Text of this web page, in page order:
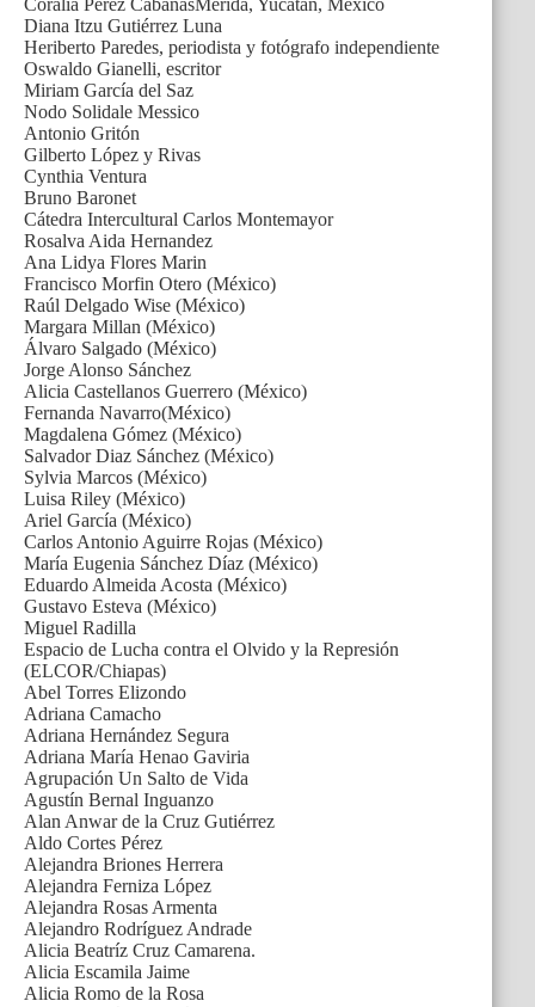
Coralia Pérez CabañasMérida, Yucatán, México
Diana Itzu Gutiérrez Luna
Heriberto Paredes, periodista y fotógrafo independiente
Oswaldo Gianelli, escritor
Miriam García del Saz
Nodo Solidale Messico
Antonio Gritón
Gilberto López y Rivas
Cynthia Ventura
Bruno Baronet
Cátedra Intercultural Carlos Montemayor
Rosalva Aida Hernandez
Ana Lidya Flores Marin
Francisco Morfin Otero (México)
Raúl Delgado Wise (México)
Margara Millan (México)
Álvaro Salgado (México)
Jorge Alonso Sánchez
Alicia Castellanos Guerrero (México)
Fernanda Navarro(México)
Magdalena Gómez (México)
Salvador Diaz Sánchez (México)
Sylvia Marcos (México)
Luisa Riley (México)
Ariel García (México)
Carlos Antonio Aguirre Rojas (México)
María Eugenia Sánchez Díaz (México)
Eduardo Almeida Acosta (México)
Gustavo Esteva (México)
Miguel Radilla
Espacio de Lucha contra el Olvido y la Represión
(ELCOR/Chiapas)
Abel Torres Elizondo
Adriana Camacho
Adriana Hernández Segura
Adriana María Henao Gaviria
Agrupación Un Salto de Vida
Agustín Bernal Inguanzo
Alan Anwar de la Cruz Gutiérrez
Aldo Cortes Pérez
Alejandra Briones Herrera
Alejandra Ferniza López
Alejandra Rosas Armenta
Alejandro Rodríguez Andrade
Alicia Beatríz Cruz Camarena.
Alicia Escamila Jaime
Alicia Romo de la Rosa